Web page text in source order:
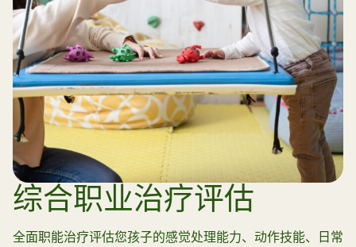
到校支援服务
常规工作坊
参考资料
综合职业治疗评估
全面职能治疗评估您孩子的感觉处理能力、动作技能、日常